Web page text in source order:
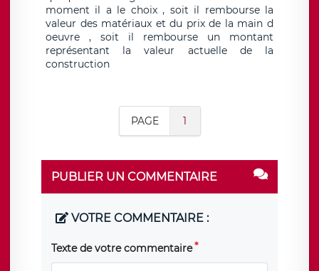
moment il a le choix , soit il rembourse la
valeur des matériaux et du prix de la main d
oeuvre , soit il rembourse un montant
représentant la valeur actuelle de la
construction
PAGE 1
PUBLIER UN COMMENTAIRE
VOTRE COMMENTAIRE :
Texte de votre commentaire